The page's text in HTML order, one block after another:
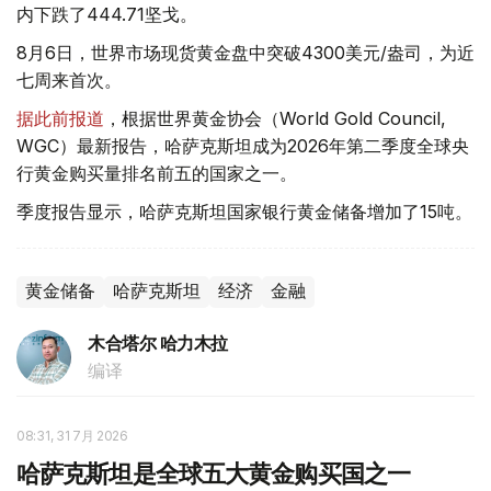
内下跌了444.71坚戈。
8月6日，世界市场现货黄金盘中突破4300美元/盎司，为近
七周来首次。
据此前报道 ，根据世界黄金协会（World Gold Council,
WGC）最新报告，哈萨克斯坦成为2026年第二季度全球央
行黄金购买量排名前五的国家之一。
季度报告显示，哈萨克斯坦国家银行黄金储备增加了15吨。
黄金储备 哈萨克斯坦 经济 金融
木合塔尔 哈力木拉
编译
08:31, 31 7月 2026
哈萨克斯坦是全球五大黄金购买国之一